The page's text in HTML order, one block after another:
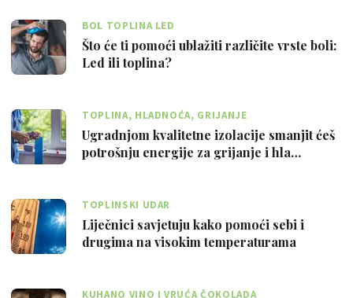
BOL TOPLINA LED
Što će ti pomoći ublažiti različite vrste boli:
Led ili toplina?
TOPLINA, HLADNOĆA, GRIJANJE
Ugradnjom kvalitetne izolacije smanjit ćeš
potrošnju energije za grijanje i hla…
TOPLINSKI UDAR
Liječnici savjetuju kako pomoći sebi i
drugima na visokim temperaturama
KUHANO VINO I VRUĆA ČOKOLADA